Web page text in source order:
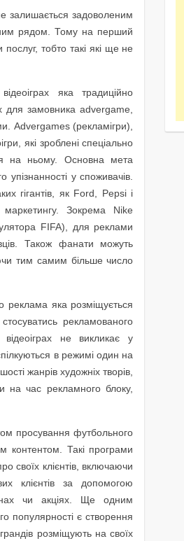
залишається задоволеним
рядом. Тому на перший
тобто такі які ще не
яка традиційно
для замовника advergame,
Advergames (рекламігри),
які зроблені спеціально
на ньому. Основна мета
у споживачів.
гігантів, як Ford, Pepsi і
Зокрема Nike
FIFA), для реклами
Також фанати можуть
тим самим більше число
реклама яка розміщується
рекламованого
не викликає у
в режимі один на
жанрів художніх творів,
на час рекламного блоку,
просування футбольного
контентом. Такі програми
своїх клієнтів, включаючи
клієнтів за допомогою
чи акціях. Ще одним
популярності є створення
розміщують на своїх